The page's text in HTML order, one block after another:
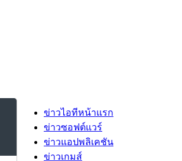
ข่าวไอทีหน้าแรก
ข่าวซอฟต์แวร์
ข่าวแอปพลิเคชัน
ข่าวเกมส์